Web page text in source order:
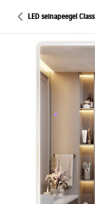
LED seinapeegel